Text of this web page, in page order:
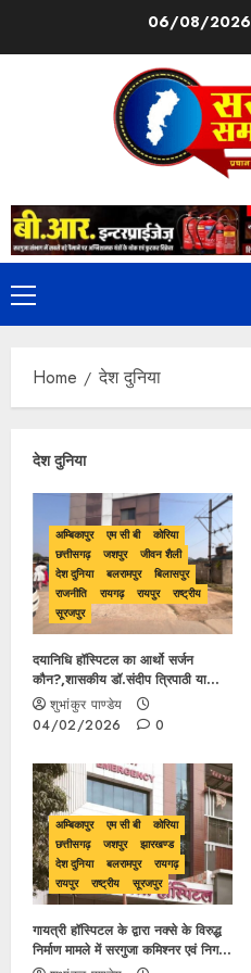
06/08/2026
Home देश दुनिया
देश दुनिया
अम्बिकापुर एम सी बी
कोरिया
छत्तीसगढ़
जशपुर
जीवन शैली
देश दुनिया
बलरामपुर
बिलासपुर
राजनीति
रायगढ़ रायपुर
राष्ट्रीय
सूरजपुर
दयानिधि हॉस्पिटल का आर्थो सर्जन
कौन?,शासकीय डॉ.संदीप त्रिपाठी या
डॉक्टर बी एस सेंगर, किसके नाम से
आयुष्मान कार्ड हो रहा ब्लाक..
शुभांकुर पाण्डेय
04/02/2026
0
अम्बिकापुर एम सी बी
कोरिया
छत्तीसगढ़
जशपुर
झारखण्ड
देश दुनिया
बलरामपुर
रायगढ़
रायपुर
राष्ट्रीय सूरजपुर
गायत्री हॉस्पिटल के द्वारा नक्से के विरुद्ध
निर्माण मामले में सरगुजा कमिश्नर एवं निगम